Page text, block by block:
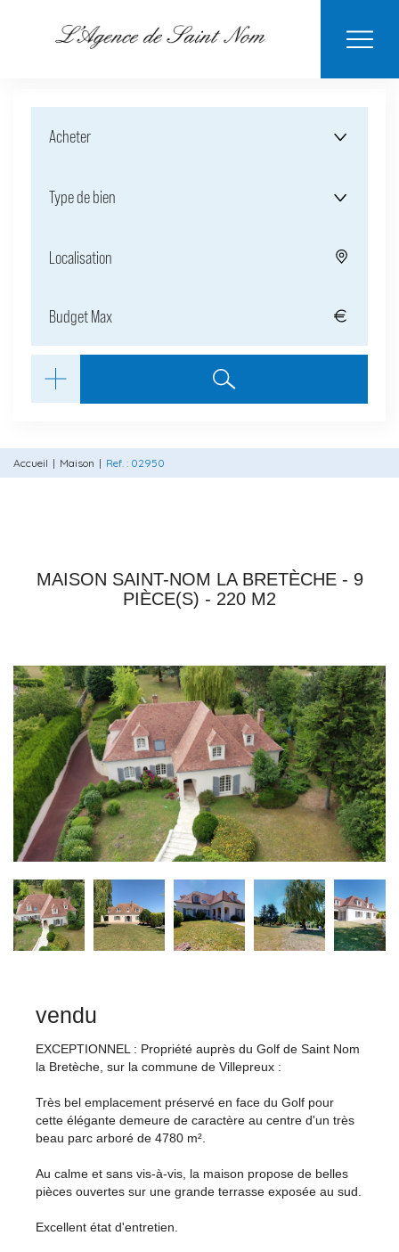
LOUER
BIENS
NOTRE
ESTIMER MON
Acheter
Type de bien
Localisation
Accueil Maison Ref. : 02950
MAISON SAINT-NOM LA BRETÈCHE - 9
PIÈCE(S) - 220 M2
vendu
EXCEPTIONNEL : Propriété auprès du Golf de Saint Nom
la Bretèche, sur la commune de Villepreux :
Très bel emplacement préservé en face du Golf pour
cette élégante demeure de caractère au centre d'un très
beau parc arboré de 4780 m².
Au calme et sans vis-à-vis, la maison propose de belles
pièces ouvertes sur une grande terrasse exposée au sud.
Excellent état d'entretien.